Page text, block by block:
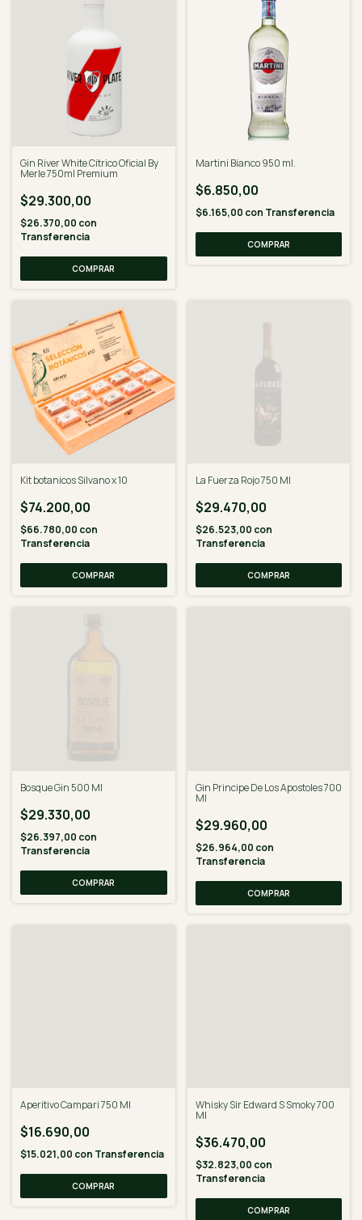
Gin River White Citrico Oficial By
Merle 750ml Premium
$29.300,00
$26.370,00 con
Transferencia
Martini Bianco 950 ml.
$6.850,00
$6.165,00 con Transferencia
Kit botanicos Silvano x 10
$74.200,00
$66.780,00 con
Transferencia
La Fuerza Rojo 750 Ml
$29.470,00
$26.523,00 con
Transferencia
Bosque Gin 500 Ml
$29.330,00
$26.397,00 con
Transferencia
Gin Principe De Los Apostoles 700
Ml
$29.960,00
$26.964,00 con
Transferencia
Aperitivo Campari 750 Ml
$16.690,00
$15.021,00 con Transferencia
COMPRAR
Whisky Sir Edward S Smoky 700
Ml
$36.470,00
$32.823,00 con
Transferencia